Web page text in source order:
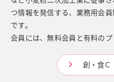
つ情報を発信する、業務用会
です。
会員には、無料会員と有料のプ
創・食Ｃ